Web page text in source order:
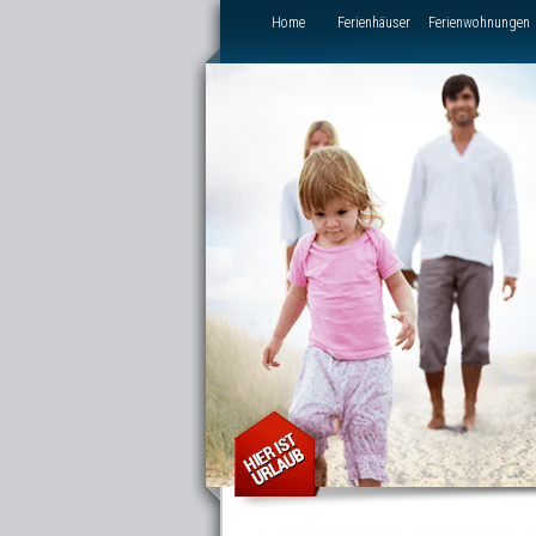
Home Ferienhäuser Ferienwohnungen